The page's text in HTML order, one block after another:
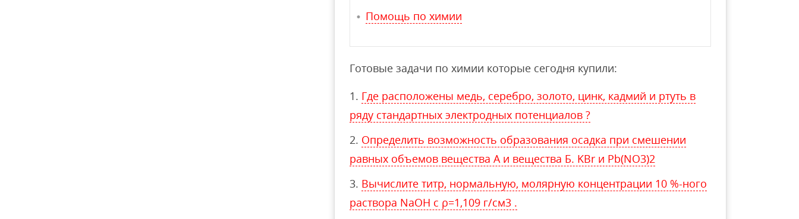
Помощь по химии
Готовые задачи по химии которые сегодня купили:
Где расположены медь, серебро, золото, цинк, кадмий и ртуть в
ряду стандартных электродных потенциалов ?
Определить возможность образования осадка при смешении
равных объемов вещества А и вещества Б. KBr и Pb(NO3)2
Вычислите титр, нормальную, молярную концентрации 10 %-ного
раствора NaOH с ρ=1,109 г/см3 .